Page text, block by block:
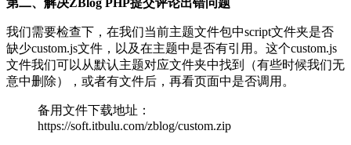
我们需要检查下，在我们当前主题文件包中script文件夹是否
缺少custom.js文件，以及在主题中是否有引用。这个custom.js
文件我们可以从默认主题对应文件夹中找到（有些时候我们无
意中删除），或者有文件后，再看页面中是否调用。
备用文件下载地址：
https://soft.itbulu.com/zblog/custom.zip